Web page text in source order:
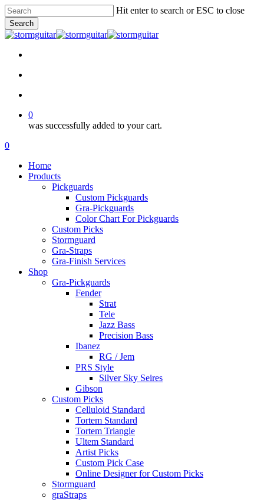
Skip
to
main
content
Hit enter to search or ESC to close
Search
Close
0
was successfully added to your cart.
Menu
search
account
0
Home
Products
Pickguards
Custom Pickguards
Gra-Pickguards
Color Chart For Pickguards
Custom Picks
Stormguard
Gra-Straps
Gra-Finish Services
Shop
Gra-Pickguards
Fender
Strat
Tele
Jazz Bass
Precision Bass
Ibanez
RG / Jem
PRS Style
Silver Sky Seires
Gibson
Custom Picks
Celluloid Standard
Tortem Standard
Tortem Triangle
Ultem Standard
Artist Picks
Custom Pick Case
Online Designer for Custom Picks
Stormguard
graStraps